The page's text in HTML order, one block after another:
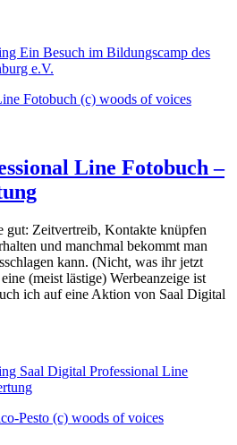
Ein Besuch im Bildungscamp des
e.V.
Line Fotobuch –
gut: Zeitvertreib, Kontakte knüpfen
und manchmal bekommt man
kann. (Nicht, was ihr jetzt
(meist lästige) Werbeanzeige ist
ich auf eine Aktion von Saal Digital
Saal Digital Professional Line